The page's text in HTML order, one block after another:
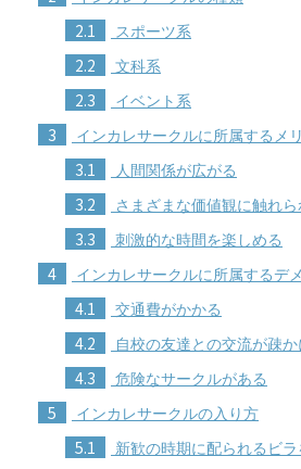
2.1 スポーツ系
2.2 文科系
2.3 イベント系
3 インカレサークルに所属するメ
3.1 人間関係が広がる
3.2 さまざまな価値観に触れら
3.3 刺激的な時間を楽しめる
4 インカレサークルに所属するデ
4.1 交通費がかかる
4.2 自校の友達との交流が疎か
4.3 危険なサークルがある
5 インカレサークルの入り方
5.1 新歓の時期に配られるビ